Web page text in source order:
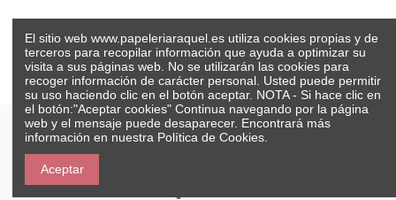
El sitio web www.papeleriaraquel.es utiliza cookies propias y de
terceros para recopilar información que ayuda a optimizar su
visita a sus páginas web. No se utilizarán las cookies para
recoger información de carácter personal. Usted puede permitir
su uso haciendo clic en el botón aceptar. NOTA - Si hace clic en
el botón:"Aceptar cookies" Continua navegando por la página
web y el mensaje puede desaparecer. Encontrará más
información en nuestra Política de Cookies.
Aceptar